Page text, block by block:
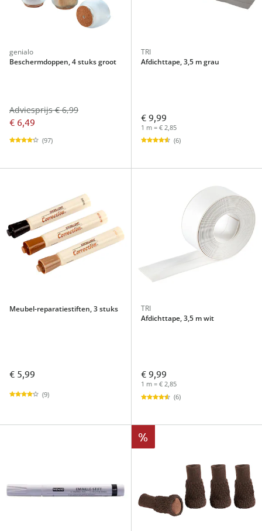
genialo
Beschermdoppen, 4 stuks groot
€ 6,49
Adviesprijs € 6,99
(97)
TRI
Afdichttape, 3,5 m grau
€ 9,99
1 m = € 2,85
(6)
Meubel-reparatiestiften, 3 stuks
€ 5,99
(9)
TRI
Afdichttape, 3,5 m wit
€ 9,99
1 m = € 2,85
(6)
%